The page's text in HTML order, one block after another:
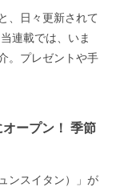
、日々更新されて
連載では、いま
。プレゼントや手
ープン！ 季節
ンスイタン）」が